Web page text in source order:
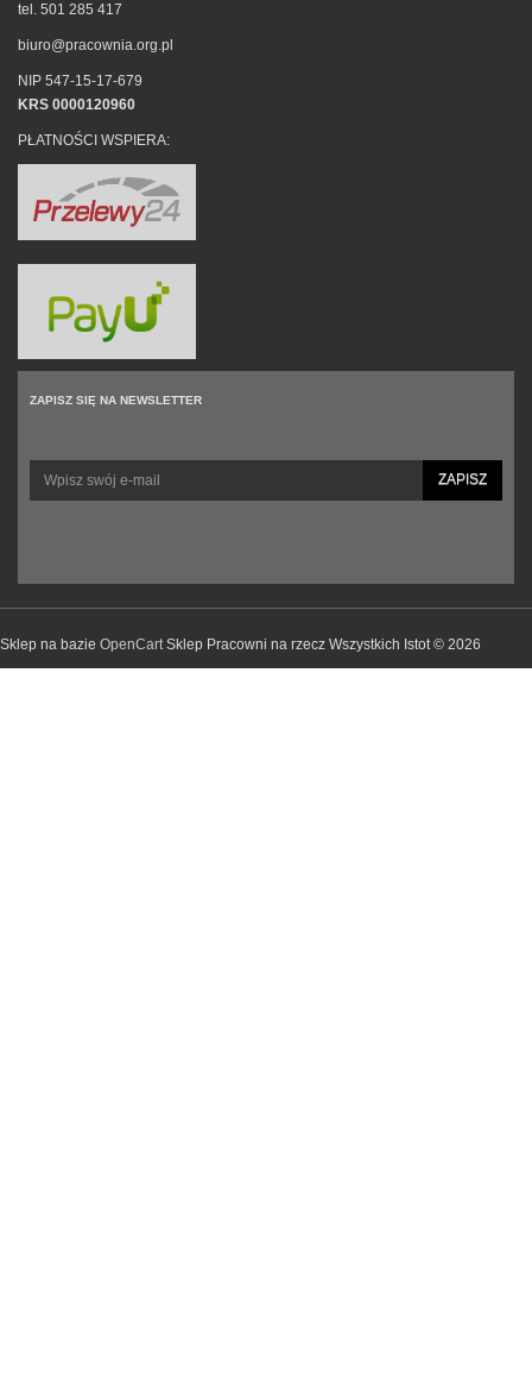
tel. 501 285 417
biuro@pracownia.org.pl
NIP 547-15-17-679
KRS 0000120960
PŁATNOŚCI WSPIERA:
ZAPISZ SIĘ NA NEWSLETTER
ZAPISZ
Sklep na bazie OpenCart Sklep Pracowni na rzecz Wszystkich Istot © 2026